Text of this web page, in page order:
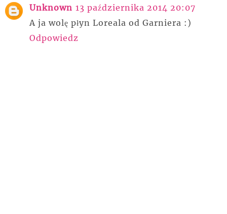
Unknown 13 października 2014 20:07
A ja wolę płyn Loreala od Garniera :)
Odpowiedz